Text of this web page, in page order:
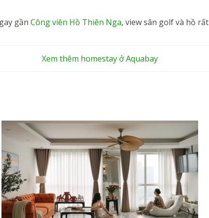
gần Công viên Hồ Thiên Nga, view sân golf và hồ
Xem thêm homestay ở Aquabay